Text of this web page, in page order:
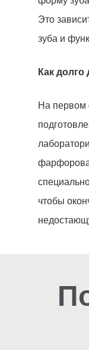
Это
зуба и
Как долго
На первом
чтобы